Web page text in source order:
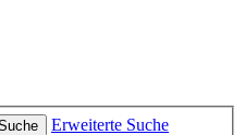
Erweiterte Suche